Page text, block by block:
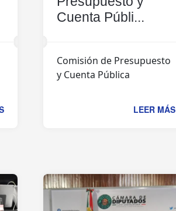
Cuenta Públi...
Comisión de Presupuesto
y Cuenta Pública
LEER MÁS